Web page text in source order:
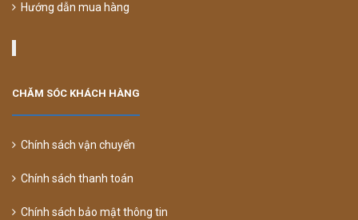
Hướng dẫn mua hàng
CHĂM SÓC KHÁCH HÀNG
Chính sách vận chuyển
Chính sách thanh toán
Chính sách bảo mật thông tin